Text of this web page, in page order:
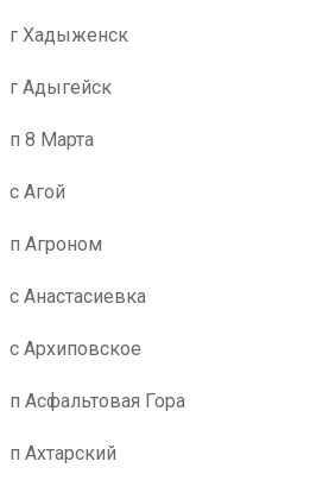
г Хадыженск
г Адыгейск
п 8 Марта
с Агой
п Агроном
с Анастасиевка
с Архиповское
п Асфальтовая Гора
п Ахтарский